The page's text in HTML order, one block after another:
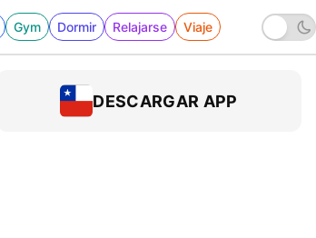
Gym Dormir Relajarse Viaje
DESCARGAR APP